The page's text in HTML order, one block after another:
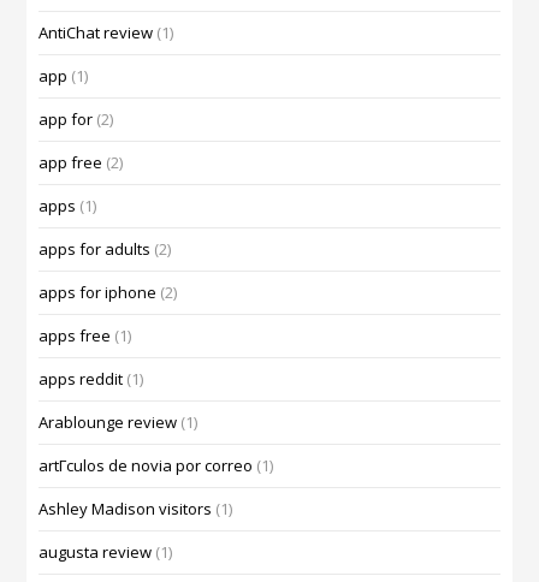
AntiChat review (1)
app (1)
app for (2)
app free (2)
apps (1)
apps for adults (2)
apps for iphone (2)
apps free (1)
apps reddit (1)
Arablounge review (1)
artГ­culos de novia por correo (1)
Ashley Madison visitors (1)
augusta review (1)